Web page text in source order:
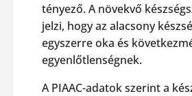
tényező. A növekvő
jelzi, hogy az alacsony
egyszerre oka és
egyenlőtlenségnek.
A PIAAC-adatok szerint a